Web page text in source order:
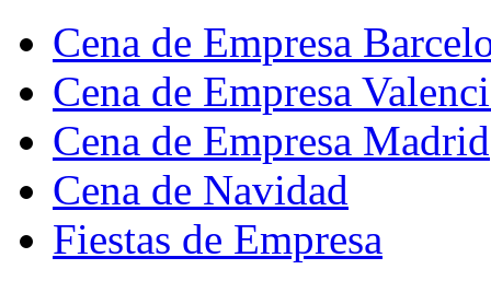
Cena de Empresa
Cena de Empresa
Cena de Empresa Madrid
Cena de Navidad
Fiestas de Empresa